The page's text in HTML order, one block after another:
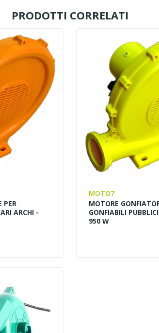
PRODOTTI CORRELATI
PER
ARCHI -
MOTO7
MOTORE
GONFIABILI
950 W